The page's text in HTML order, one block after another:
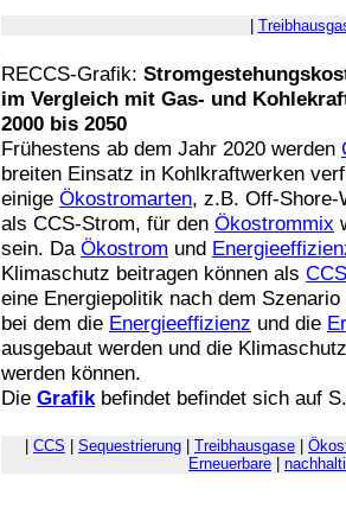
RECCS-Grafik:
im Vergleich mit Gas- und
2000 bis 2050
Frühestens ab dem Jahr 2020 werden
breiten Einsatz in Kohlkraftwerken
einige Ökostromarten, z.B. Off-
als CCS-Strom, für den Ökostrommix
sein. Da Ökostrom und
Klimaschutz beitragen können als CCS
eine Energiepolitik nach dem
bei dem die Energieeffizienz und die
ausgebaut werden und die
werden können.
Die Grafikbefindet befindet sich auf
CCS Sequestrierung Treibhausgase
Erneuerbare